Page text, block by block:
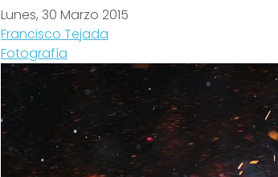
Lunes, 30 Marzo 2015
Francisco Tejada
Fotografía